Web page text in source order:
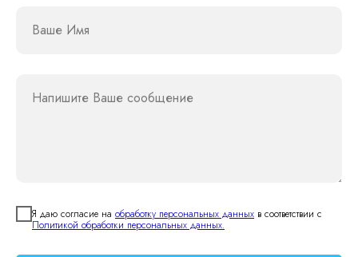
Ваше Имя
Напишите Ваше сообщение
Я даю согласие на обработку персональных данных в соответствии с
Политикой обработки персональных данных.